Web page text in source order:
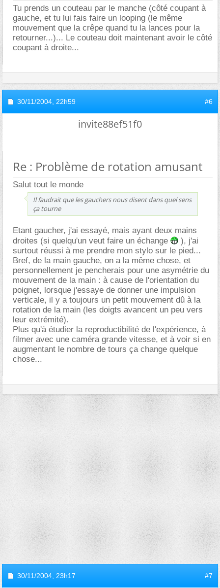
Tu prends un couteau par le manche (côté coupant à
gauche, et tu lui fais faire un looping (le même
mouvement que la crêpe quand tu la lances pour la
retourner...)... Le couteau doit maintenant avoir le côté
coupant à droite...
30/11/2004, 22h59 #6
invite88ef51f0
Re : Problème de rotation amusant
Salut tout le monde
Il faudrait que les gauchers nous disent dans quel sens
ça tourne
Etant gaucher, j'ai essayé, mais ayant deux mains
droites (si quelqu'un veut faire un échange
), j'ai
surtout réussi à me prendre mon stylo sur le pied...
Bref, de la main gauche, on a la même chose, et
personnellement je pencherais pour une asymétrie du
mouvement de la main : à cause de l'orientation du
poignet, lorsque j'essaye de donner une impulsion
verticale, il y a toujours un petit mouvement dû à la
rotation de la main (les doigts avancent un peu vers
leur extrémité).
Plus qu'à étudier la reproductibilité de l'expérience, à
filmer avec une caméra grande vitesse, et à voir si en
augmentant le nombre de tours ça change quelque
chose...
30/11/2004, 23h17 #7